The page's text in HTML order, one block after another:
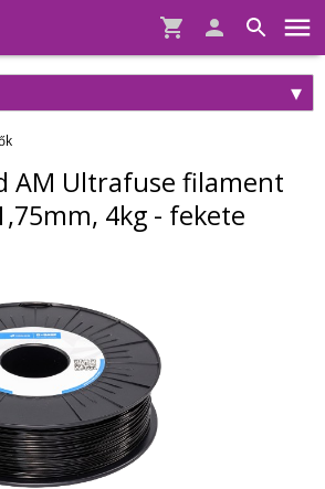
AM Ultrafuse filament
4kg - fekete